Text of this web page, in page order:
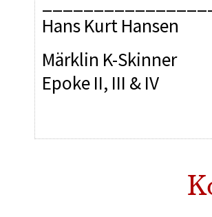
Hans Kurt Hansen
Märklin K-Skinner
Epoke II, III & IV